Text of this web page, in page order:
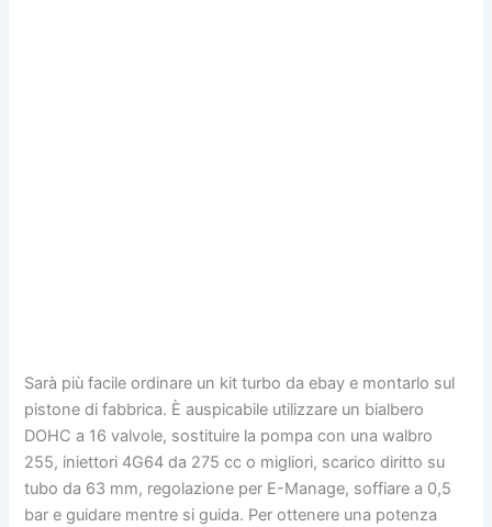
Sarà più facile ordinare un kit turbo da ebay e montarlo sul
pistone di fabbrica. È auspicabile utilizzare un bialbero
DOHC a 16 valvole, sostituire la pompa con una walbro
255, iniettori 4G64 da 275 cc o migliori, scarico diritto su
tubo da 63 mm, regolazione per E-Manage, soffiare a 0,5
bar e guidare mentre si guida. Per ottenere una potenza